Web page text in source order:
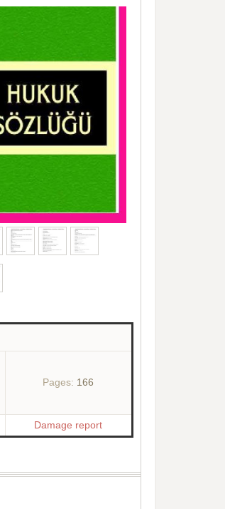
Pages: 166
Damage report